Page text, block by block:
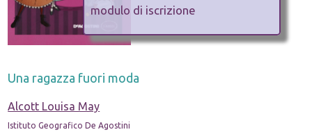
Una ragazza fuori moda
Alcott Louisa May
Istituto Geografico De Agostini
modulo di iscrizione